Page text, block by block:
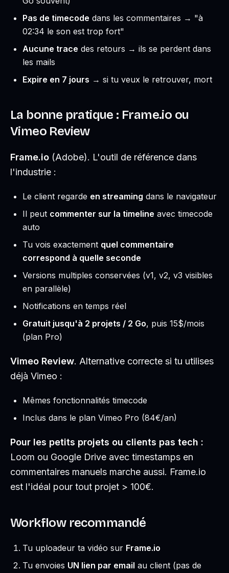
Pas de timecode dans les commentaires → "à
02:34 le son est trop fort"
Aucune trace des retours → ils se perdent dans
les mails
Expire en 7 jours → si tu veux le retrouver, mort
La bonne pratique : Frame.io ou
Vimeo Review
Frame.io (Adobe). L'outil de référence dans
l'industrie :
Le client regarde en streaming dans le navigateur
Il peut commenter sur la timeline avec timecode
auto
Tu vois exactement quel commentaire
correspond à quelle seconde
Versions multiples conservées (v1, v2, v3 visibles
en parallèle)
Notifications en temps réel
Gratuit jusqu'à 2 projets / 2 Go, puis 15$/mois
(plan Pro)
Vimeo Review. Alternative correcte si tu utilises
déjà Vimeo :
Mêmes fonctionnalités timecode
Inclus dans le plan Vimeo Pro (84€/an)
Pour les petits projets ou clients pas tech :
Loom ou Google Drive avec timestamps en
commentaires manuels marche aussi. Frame.io
est l'idéal pour tout projet > 100€.
Workflow recommandé
Tu uploadeur ta vidéo sur Frame.io
Tu envoies UN lien par email au client (pas de